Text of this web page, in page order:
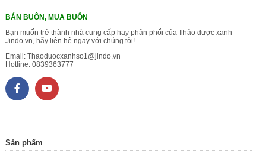
BÁN BUÔN, MUA BUÔN
Bạn muốn trở thành nhà cung cấp hay phân phối của Thảo dược xanh -
Jindo.vn, hãy liên hệ ngay với chúng tôi!
Email: Thaoduocxanhso1@jindo.vn
Hotline: 0839363777
Sản phẩm